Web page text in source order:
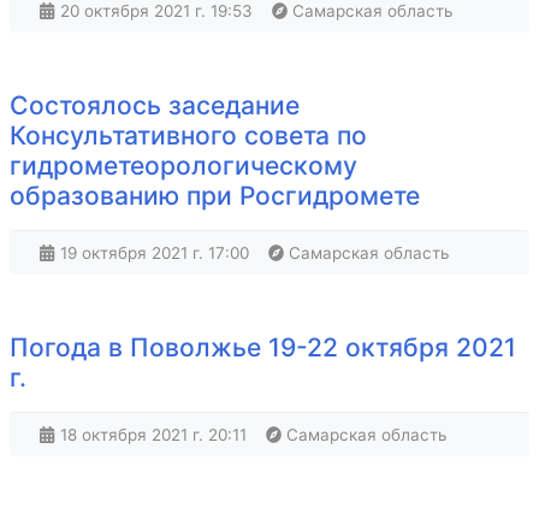
20 октября 2021 г. 19:53 Самарская область
Состоялось заседание
Консультативного совета по
гидрометеорологическому
образованию при Росгидромете
19 октября 2021 г. 17:00 Самарская область
Погода в Поволжье 19-22 октября 2021
г.
18 октября 2021 г. 20:11 Самарская область